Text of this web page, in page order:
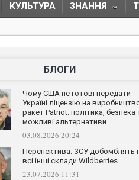
КУЛЬТУРА ЗНАННЯ
БЛОГИ
Чому США не готові передати
Україні ліцензію на
ракет Patriot: політика, безпека
можливі альтернативи
03.08.2026 20:24
Перспектива: ЗСУ добомблять і
всі інші склади Wildberries
23.07.2026 11:31